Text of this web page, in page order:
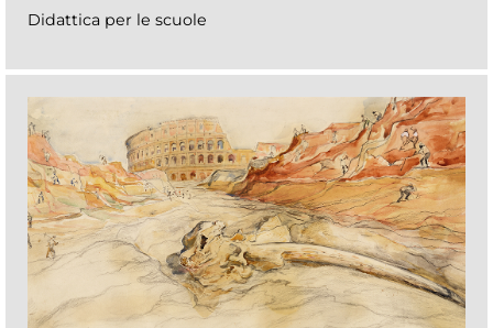
Didattica per le scuole